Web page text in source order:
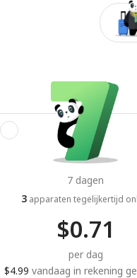
7 dagen
3apparaten tegelijkertijd
$0.71
per dag
$4.99 vandaag in rekening